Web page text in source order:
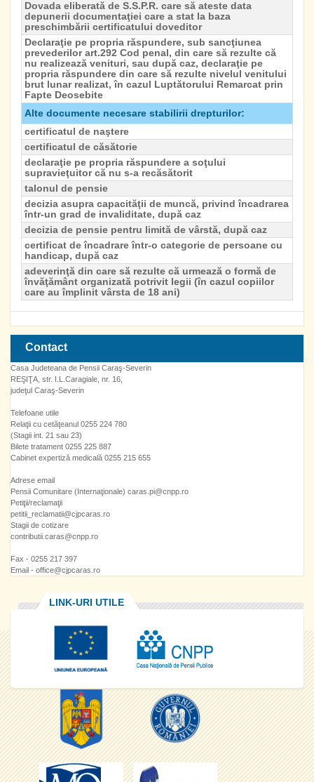
Dovada eliberată de S.S.P.R. care să ateste data
depunerii documentaţiei care a stat la baza
preschimbării certificatului doveditor
Declaraţie pe propria răspundere, sub sancţiunea
prevederilor art.292 Cod penal, din care să rezulte că
nu realizează venituri, sau după caz, declaraţie pe
propria răspundere din care să rezulte nivelul venitului
brut lunar realizat, în cazul Luptătorului Remarcat prin
Fapte Deosebite
Alte documente necesare stabilirii drepturilor:
certificatul de naştere
certificatul de căsătorie
declaraţie pe propria răspundere a soţului
supravieţuitor că nu s-a recăsătorit
talonul de pensie
decizia asupra capacităţii de muncă, privind încadrarea
într-un grad de invaliditate, după caz
decizia de pensie pentru limită de vârstă, după caz
certificat de încadrare într-o categorie de persoane cu
handicap, după caz
adeverinţă din care să rezulte că urmează o formă de
învăţământ organizată potrivit legii (în cazul copiilor
care au împlinit vârsta de 18 ani)
Contact
Casa Judeteana de Pensii Caraş-Severin
REŞIŢA, str. I.L.Caragiale, nr. 16,
judeţul Caraş-Severin
Telefoane utile
Relaţii cu cetăţeanul 0255 224 780
(Stagii int. 21 sau 23)
Bilete tratament 0255 225 887
Cabinet expertiză medicală 0255 215 655
Adrese email
Pensii Comunitare (Internaţionale) caras.pi@cnpp.ro
Petiţii/reclamaţii
petitii_reclamatii@cjpcaras.ro
Stagii de cotizare
contributii.caras@cnpp.ro
Fax - 0255 217 397
Email - office@cjpcaras.ro
LINK-URI UTILE